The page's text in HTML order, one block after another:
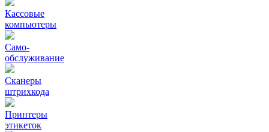
Кассовые
компьютеры
Само-
обслуживание
Сканеры
штрихкода
Принтеры
этикеток